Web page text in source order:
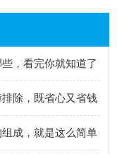
，看完你就知道了
除，既省心又省钱
成，就是这么简单